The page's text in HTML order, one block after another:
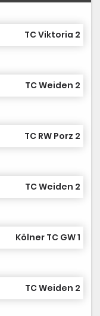
TC Viktoria 2
TC Weiden 2
TC RW Porz 2
TC Weiden 2
Kölner TC GW 1
TC Weiden 2